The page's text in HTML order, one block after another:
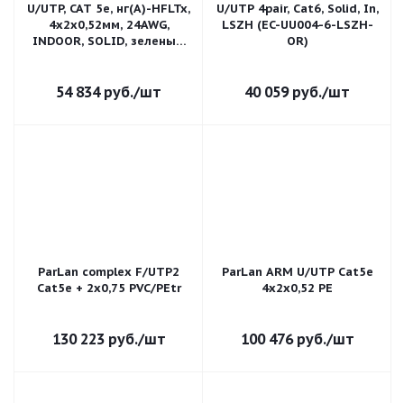
U/UTP, CAT 5e, нг(А)-HFLTx,
4х2х0,52мм, 24AWG,
INDOOR, SOLID, зеленый,
54 834руб./шт
U/UTP 4pair, Cat6, Solid, In,
LSZH (EC-UU004-6-LSZH-
OR)
40 059руб./шт
ParLan complex F/UTP2
Cat5e + 2х0,75 PVC/PEtr
130 223руб./шт
ParLan ARM U/UTP Cat5e
4х2x0,52 РЕ
100 476руб./шт